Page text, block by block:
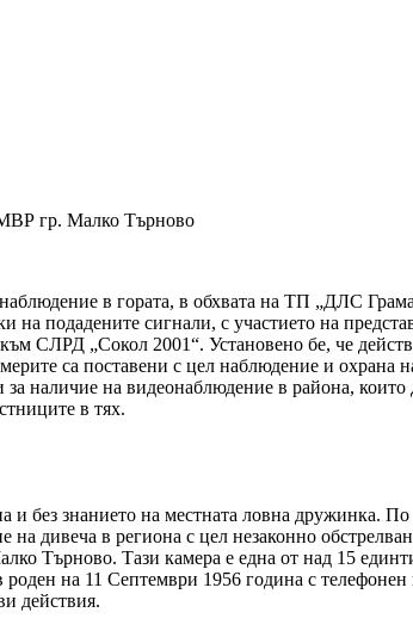
гр. Малко Търново
в гората, в обхвата на ТП „ДЛС
подадените сигнали, с участието на
„Сокол 2001“. Установено бе, че
са поставени с цел наблюдение и охрана
наличие на видеонаблюдение в района,
в тях.
и без знанието на местната ловна дружинка.
дивеча в региона с цел незаконно
Търново. Тази камера е една от над 15
на 11 Септември 1956 година с
действия.